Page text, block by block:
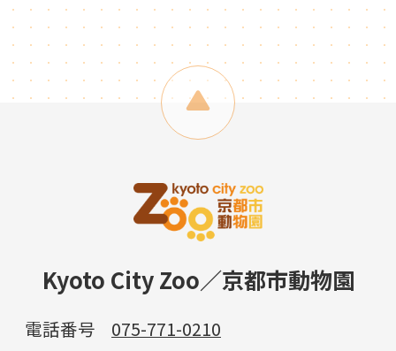
Kyoto City Zoo／京都市動物園
電話番号
075-771-0210